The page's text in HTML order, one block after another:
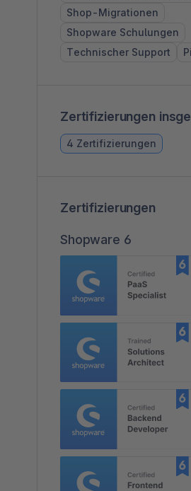
Shop-Migrationen
Shopware Schulungen
Technischer Support
Zertifizierungen
4 Zertifizierungen
Zertifizierungen
Shopware 6